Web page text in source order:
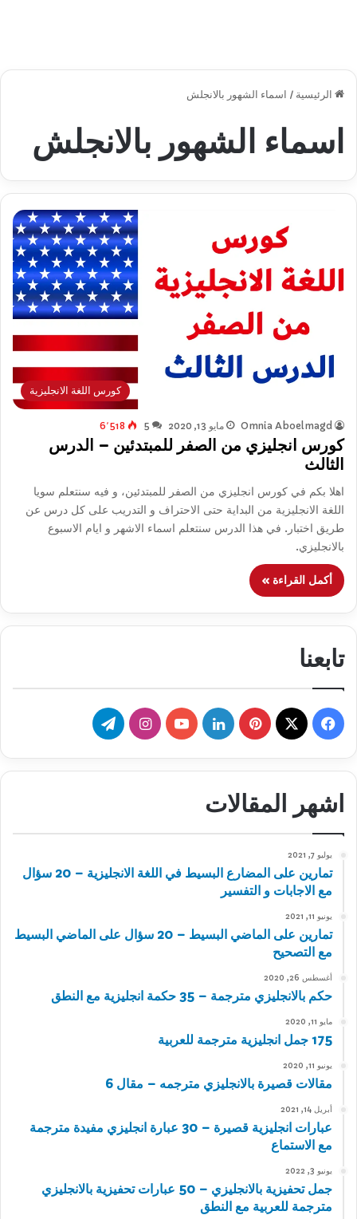
الرئيسية / اسماء الشهور بالانجلش
اسماء الشهور بالانجلش
كورس اللغة الانجليزية
Omnia Aboelmagd مايو 13, 2020 5 6٬518
كورس انجليزي من الصفر للمبتدئين – الدرس
الثالث
اهلا بكم في كورس انجليزي من الصفر للمبتدئين، و فيه سنتعلم سويا
اللغة الانجليزية من البداية حتى الاحتراف و التدريب على كل درس عن
طريق اختبار. في هذا الدرس سنتعلم اسماء الاشهر و ايام الاسبوع
بالانجليزي.
أكمل القراءة »
تابعنا
فيسبوك
‫X بينتيريستلينكدإن‫YouTube
انستقرامتيلقرام
اشهر المقالات
يوليو 7, 2021
تمارين على المضارع البسيط في اللغة الانجليزية – 20 سؤال
مع الاجابات و التفسير
يونيو 11, 2021
تمارين على الماضي البسيط – 20 سؤال على الماضي البسيط
مع التصحيح
أغسطس 26, 2020
حكم بالانجليزي مترجمة – 35 حكمة انجليزية مع النطق
مايو 11, 2020
175 جمل انجليزية مترجمة للعربية
يونيو 11, 2020
مقالات قصيرة بالانجليزي مترجمه – مقال 6
أبريل 14, 2021
عبارات انجليزية قصيرة – 30 عبارة انجليزي مفيدة مترجمة
مع الاستماع
يونيو 3, 2022
جمل تحفيزية بالانجليزي – 50 عبارات تحفيزية بالانجليزي
مترجمة للعربية مع النطق